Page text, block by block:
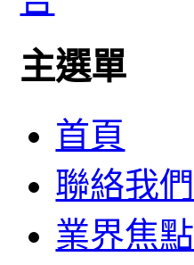
主選單
首頁
聯絡我們
業界焦點